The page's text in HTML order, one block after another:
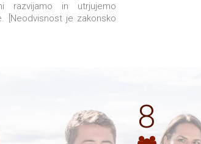
razvijamo in utrjujemo
[Neodvisnost je zakonsko
8